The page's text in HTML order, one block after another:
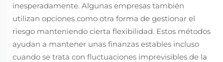
inesperadamente. Algunas empresas también
utilizan opciones como otra forma de gestionar el
riesgo manteniendo cierta flexibilidad. Estos métodos
ayudan a mantener unas finanzas estables incluso
cuando se trata con fluctuaciones imprevisibles de la